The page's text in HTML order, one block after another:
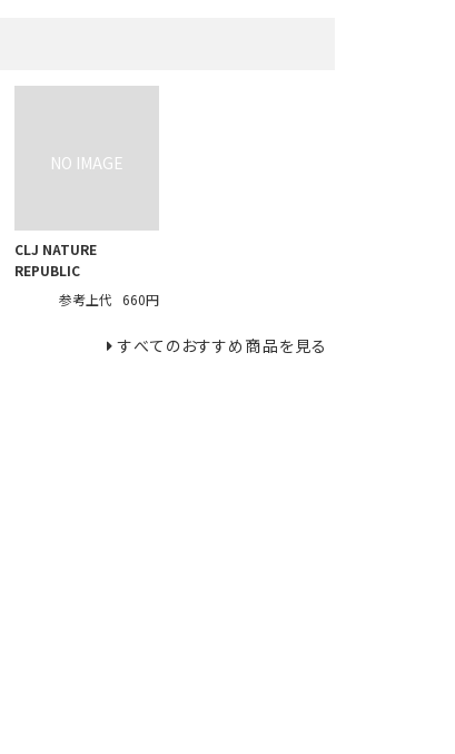
CLJ NATURE
REPUBLIC
参考上代 660円
すべてのおすすめ商品を見る